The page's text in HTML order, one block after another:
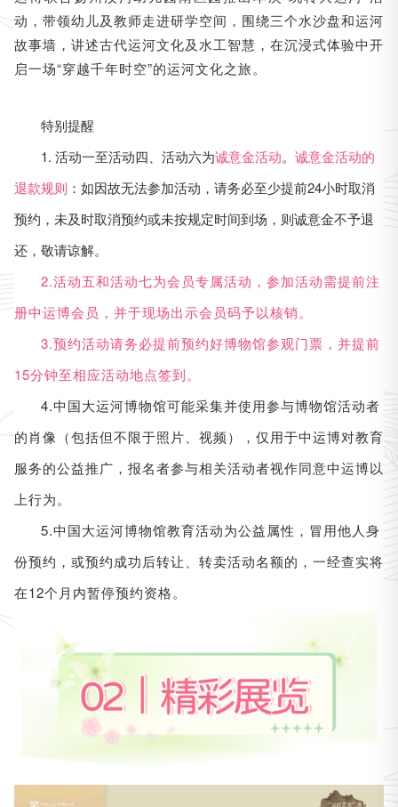
动，带领幼儿及教师走进研学空间，围绕三个水沙盘和运河
故事墙，讲述古代运河文化及水工智慧，在沉浸式体验中开
启一场“穿越千年时空”的运河文化之旅。
特别提醒
1. 活动一至活动四、活动六为诚意金活动。 诚意金活动的
退款规则 ：如因故无法参加活动，请务必至少提前24小时取消
预约，未及时取消预约或未按规定时间到场，则诚意金不予退
还，敬请谅解。
2.活动五和活动七为会员专属活动，参加活动需提前注
册中运博会员，并于现场出示会员码予以核销。
3.预约活动请务必提前预约好博物馆参观门票，并提前
15分钟至相应活动地点签到。
4.中国大运河博物馆可能采集并使用参与博物馆活动者
的肖像（包括但不限于照片、视频），仅用于中运博对教育
服务的公益推广，报名者参与相关活动者视作同意中运博以
上行为。
5.中国大运河博物馆教育活动为公益属性，冒用他人身
份预约，或预约成功后转让、转卖活动名额的，一经查实将
在12个月内暂停预约资格。